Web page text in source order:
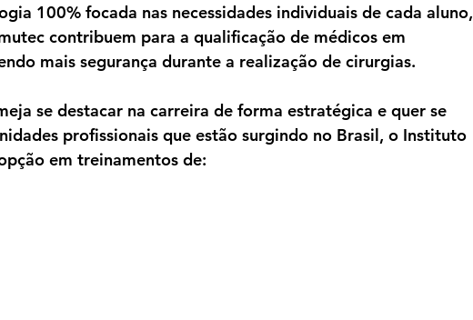
100% focada nas necessidades individuais de cada aluno,
contribuem para a qualificação de médicos em
mais segurança durante a realização de cirurgias.
se destacar na carreira de forma estratégica e quer se
profissionais que estão surgindo no Brasil, o Instituto
em treinamentos de: